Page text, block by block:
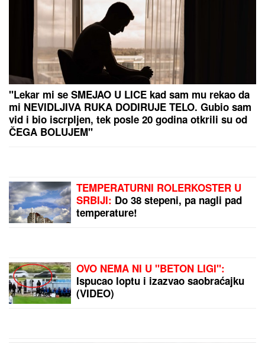
"Lekar mi se SMEJAO U LICE kad sam mu rekao da
mi NEVIDLJIVA RUKA DODIRUJE TELO. Gubio sam
vid i bio iscrpljen, tek posle 20 godina otkrili su od
ČEGA BOLUJEM"
TEMPERATURNI ROLERKOSTER U
SRBIJI: Do 38 stepeni, pa nagli pad
temperature!
OVO NEMA NI U "BETON LIGI":
Ispucao loptu i izazvao saobraćajku
(VIDEO)